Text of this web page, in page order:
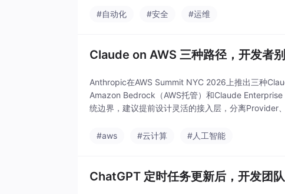
#自动化
#安全 #运维
Claude on AWS 三种路径，开发者
Anthropic在AWS Summit NYC 2026上推出三种
Amazon Bedrock（AWS托管）和Claude
统边界，建议提前设计灵活的接入层，分离Provider
#aws #云计算 #人工智能
ChatGPT 定时任务更新后，开发团